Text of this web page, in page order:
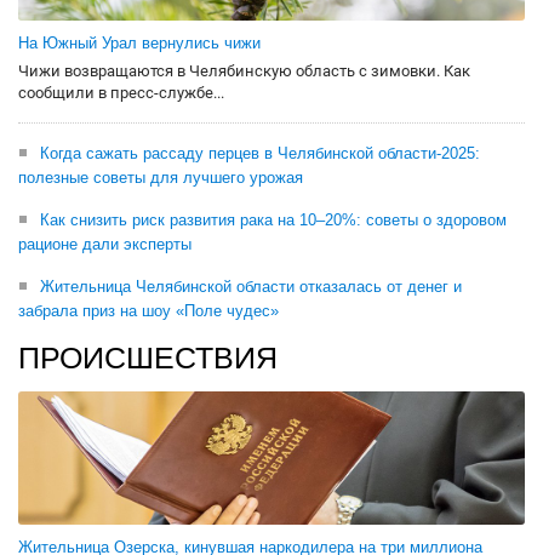
На Южный Урал вернулись чижи
Чижи возвращаются в Челябинскую область с зимовки. Как
сообщили в пресс-службе...
Когда сажать рассаду перцев в Челябинской области-2025:
полезные советы для лучшего урожая
Как снизить риск развития рака на 10–20%: советы о здоровом
рационе дали эксперты
Жительница Челябинской области отказалась от денег и
забрала приз на шоу «Поле чудес»
ПРОИСШЕСТВИЯ
Жительница Озерска, кинувшая наркодилера на три миллиона